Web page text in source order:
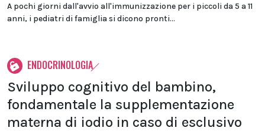
A pochi giorni dall'avvio all'immunizzazione per i piccoli da 5 a 11
anni, i pediatri di famiglia si dicono pronti...
ENDOCRINOLOGIA
Sviluppo cognitivo del bambino,
fondamentale la supplementazione
materna di iodio in caso di esclusivo